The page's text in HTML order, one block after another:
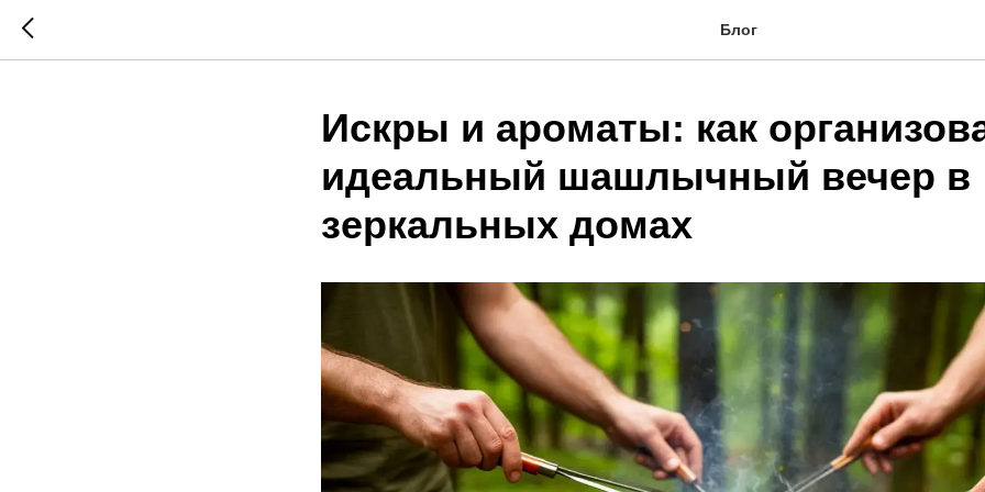
Блог
Искры и ароматы: как
идеальный шашлычный вечер в
зеркальных домах